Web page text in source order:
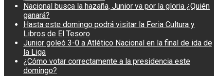
Nacional busca la hazaña, Junior va por la gloria ¿Quién
ganará?
Hasta este domingo podrá visitar la Feria Cultura y
Libros de El Tesoro
Junior goleó 3-0 a Atlético Nacional en la final de ida de
la Liga
¿Cómo votar correctamente a la presidencia este
domingo?